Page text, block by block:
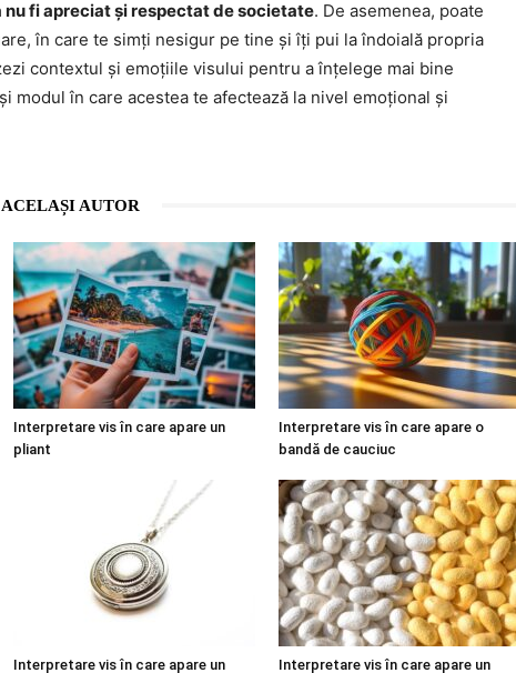
fi apreciat și respectat de societate. De asemenea, poate
în care te simți nesigur pe tine și îți pui la îndoială propria
contextul și emoțiile visului pentru a înțelege mai bine
modul în care acestea te afectează la nivel emoțional și
AUTOR
Interpretare vis în care apare un
pliant
Interpretare vis în care apare o
bandă de cauciuc
Interpretare vis în care apare un Interpretare vis în care apare un